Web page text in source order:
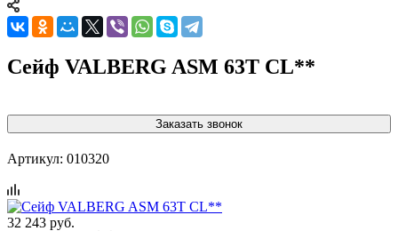
Сейф VALBERG ASM 63T CL**
Заказать звонок
Артикул: 010320
32 243 руб.